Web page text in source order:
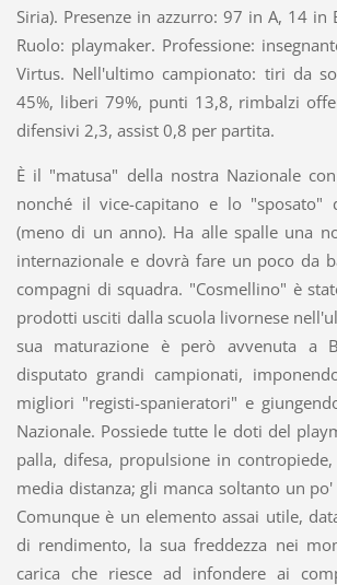
Siria). Presenze in azzurro: 97 in A, 14 in
Ruolo: playmaker. Professione:
Virtus. Nell'ultimo campionato: tiri da
45%, liberi 79%, punti 13,8, rimbalzi
difensivi 2,3, assist 0,8 per partita.
È il "matusa" della nostra Nazionale
nonché il vice-capitano e lo "sposato"
(meno di un anno). Ha alle spalle una
internazionale e dovrà fare un poco da
compagni di squadra. "Cosmellino" è
prodotti usciti dalla scuola livornese
sua maturazione è però avvenuta a
disputato grandi campionati,
migliori "registi-spanieratori" e
Nazionale. Possiede tutte le doti del
palla, difesa, propulsione in
media distanza; gli manca soltanto un
Comunque è un elemento assai utile,
di rendimento, la sua freddezza nei
carica che riesce ad infondere ai